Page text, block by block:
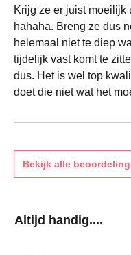
Krijg ze er juist moeilijk
hahaha. Breng ze dus
helemaal niet te diep
tijdelijk vast komt te
dus. Het is wel top
doet die niet wat het
Bekijk alle
Productgalerij overslaan
Altijd handig....